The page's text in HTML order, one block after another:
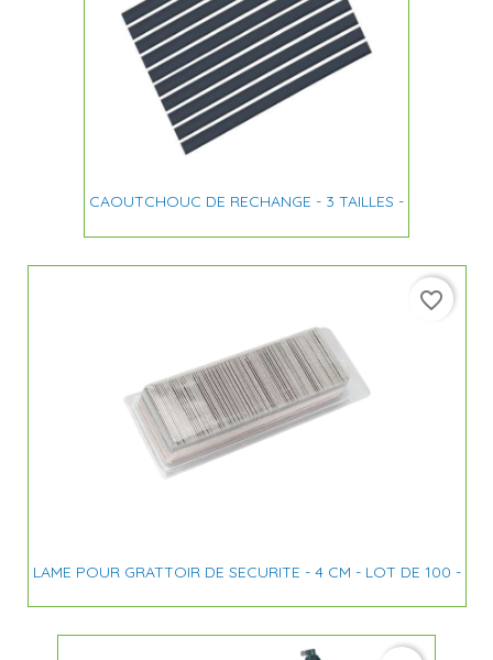
CAOUTCHOUC DE RECHANGE - 3 TAILLES -
LAME POUR GRATTOIR DE SECURITE - 4 CM - LOT DE 100 -
favorite_border